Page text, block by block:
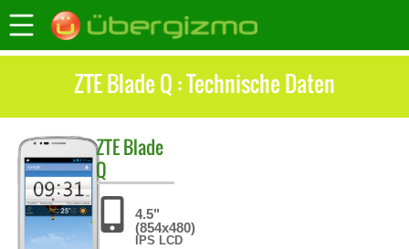
ZTE Blade Q : Technische Daten
ZTEBlade
Q
4.5"
(854x480)
IPS LCD